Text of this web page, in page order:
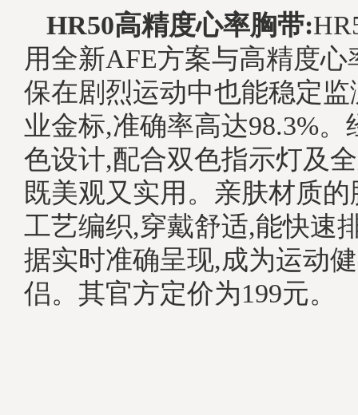
HR50高精度心率胸带:
用全新AFE方案与高精度
保在剧烈运动中也能稳定
业金标,准确率高达98.3%。
色设计,配合双色指示灯及
既美观又实用。亲肤材质
工艺编织,穿戴舒适,能快速
据实时准确呈现,成为运动
侣。其官方定价为199元。